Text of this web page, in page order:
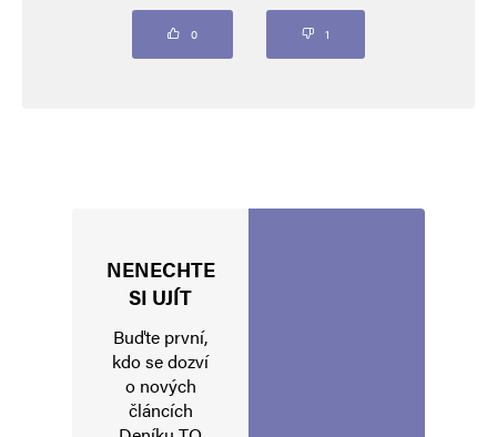
0 1
NENECHTE
SI UJÍT
Buďte první,
kdo se dozví
o nových
článcích